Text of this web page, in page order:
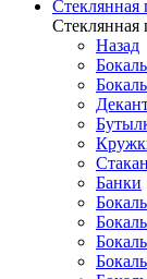
Стеклянная
Стеклянная
Назад
Банки